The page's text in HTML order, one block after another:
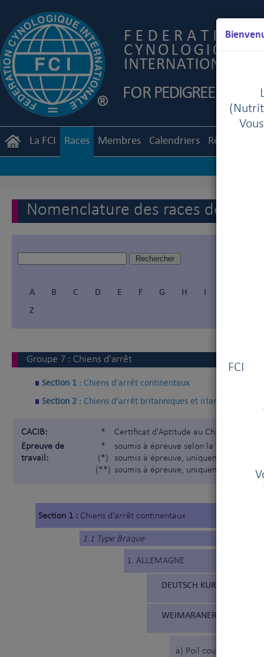
FCI
La FCI Races Membres Calendriers Règlements
Nomenclature des races de la
A B C D E F G H I
Z
Groupe 7 : Chiens d'arrêt
Section 1 : Chiens d'arrêt continentaux
Section 2 : Chiens d'arrêt britanniques et irlandais
CACIB: *
Certificat d'Aptitude au Championnat
Epreuve de
travail:
*
(*)
(**)
soumis à épreuve selon la
soumis à épreuve, uniquement pour
soumis à épreuve, uniquement pour
Section 1 : Chiens d'arrêt continentaux
1.1 Type Braque
1. ALLEMAGNE
DEUTSCH KURZHAAR
WEIMARANER (99)
a) Poil court